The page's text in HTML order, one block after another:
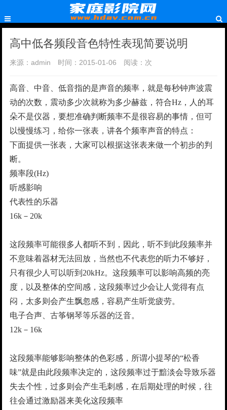
高中低各频段音色特性表现简要说明
来源：admin 时间：2015-01-06 阅读： 次
高音、中音、低音指的是声音的频率，就是每秒钟声波震
动的次数，震动多少次就称为多少赫兹，符合Hz，人的耳
朵不是仪器，要想准确判断频率不是很容易的事情，但可
以慢慢练习，给你一张表，讲各个频率声音的特点：
下面提供一张表，大家可以根据这张表来做一个初步的判
断。
频率段(Hz)
听感影响
代表性的乐器
16k－20k
这段频率可能很多人都听不到，因此，听不到此段频率并
不意味着器材无法回放，当然也不代表您的听力不够好，
只有很少人可以听到20kHz。这段频率可以影响高频的亮
度，以及整体的空间感，这段频率过少会让人觉得有点
闷，太多则会产生飘忽感，容易产生听觉疲劳。
电子合声、古筝钢琴等乐器的泛音。
12k－16k
这段频率能够影响整体的色彩感，所谓小提琴的“松香
味”就是由此段频率决定的，这段频率过于黯淡会导致乐器
失去个性，过多则会产生毛刺感，在后期处理的时候，往
往会通过激励器来美化这段频率